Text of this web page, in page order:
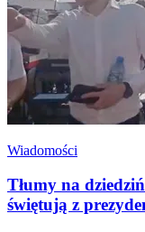
Wiadomości
Tłumy na
świętują z